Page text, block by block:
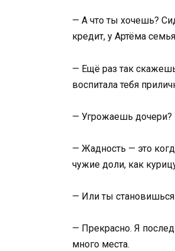
— А что ты хочешь?
кредит, у Артёма
— Ещё раз так
воспитала тебя
— Угрожаешь дочери?
— Жадность — это
чужие доли, как
— Или ты
— Прекрасно. Я
много места.